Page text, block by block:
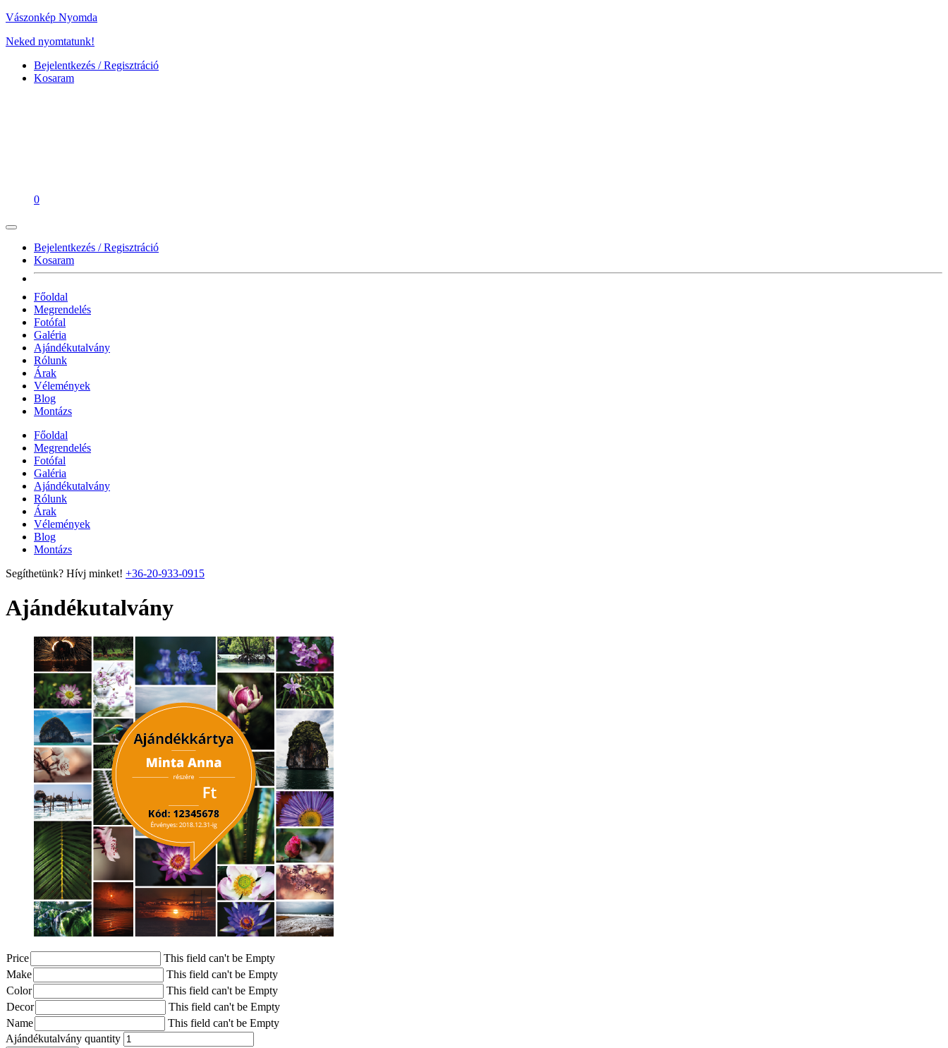
Vászonkép Nyomda
Neked nyomtatunk!
Bejelentkezés / Regisztráció
Kosaram
0
Bejelentkezés / Regisztráció
Kosaram
Főoldal
Megrendelés
Fotófal
Galéria
Ajándékutalvány
Rólunk
Árak
Vélemények
Blog
Montázs
Főoldal
Megrendelés
Fotófal
Galéria
Ajándékutalvány
Rólunk
Árak
Vélemények
Blog
Montázs
Segíthetünk? Hívj minket! +36-20-933-0915
Ajándékutalvány
Price
This field can't be Empty
Make
This field can't be Empty
Color
This field can't be Empty
Decor
This field can't be Empty
Name
This field can't be Empty
Ajándékutalvány quantity